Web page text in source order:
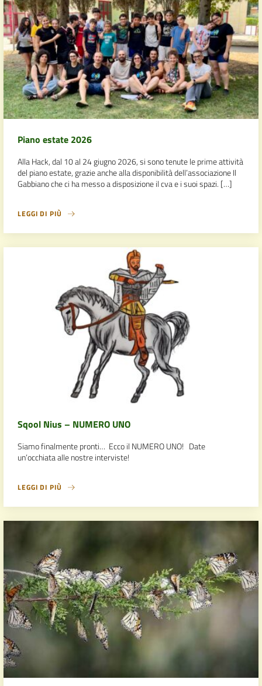
Piano estate 2026
Alla Hack, dal 10 al 24 giugno 2026, si sono tenute le prime attività
del piano estate, grazie anche alla disponibilità dell’associazione Il
Gabbiano che ci ha messo a disposizione il cva e i suoi spazi. […]
LEGGI DI PIÙ
Sqool Nius – NUMERO UNO
Siamo finalmente pronti… Ecco il NUMERO UNO! Date
un’occhiata alle nostre interviste!
LEGGI DI PIÙ